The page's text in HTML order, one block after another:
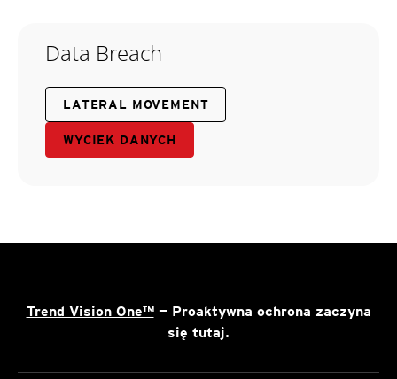
Data Breach
LATERAL MOVEMENT
WYCIEK DANYCH
Trend Vision One™— Proaktywna ochrona zaczyna
się tutaj.